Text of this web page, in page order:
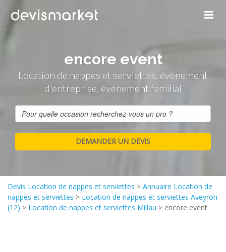
encore event
Location de nappes et serviettes, évènement
d'entreprise, évènement familial
Devis Location de nappes et serviettes > Annuaire Location de
nappes et serviettes > Location de nappes et serviettes Aveyron
(12) > Location de nappes et serviettes Millau > encore event